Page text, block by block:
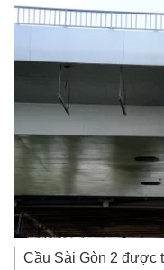
Cầu Sài Gòn 2 được